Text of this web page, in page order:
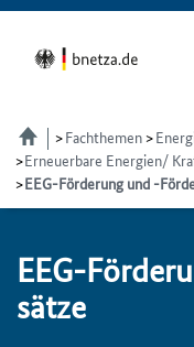
Fachthemen
Erneuerbare Energien/
EEG-Förderung und -
EEG-
sät­ze